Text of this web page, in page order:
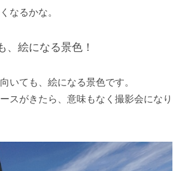
なるかな。
、絵になる景色！
いても、絵になる景色です。
スがきたら、意味もなく撮影会になり